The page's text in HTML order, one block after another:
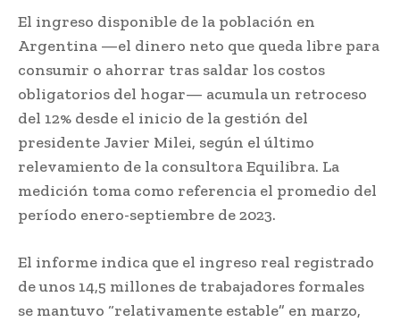
El ingreso disponible de la población en
Argentina —el dinero neto que queda libre para
consumir o ahorrar tras saldar los costos
obligatorios del hogar— acumula un retroceso
del 12% desde el inicio de la gestión del
presidente Javier Milei, según el último
relevamiento de la consultora Equilibra. La
medición toma como referencia el promedio del
período enero-septiembre de 2023.
El informe indica que el ingreso real registrado
de unos 14,5 millones de trabajadores formales
se mantuvo “relativamente estable” en marzo,